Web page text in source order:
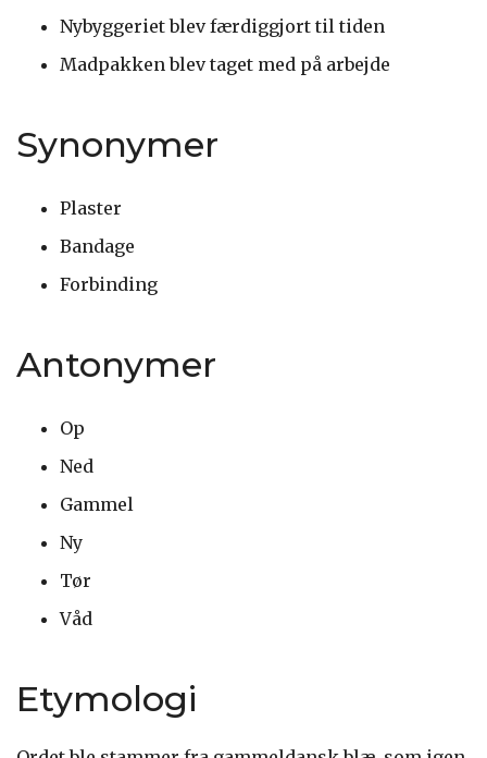
Nybyggeriet blev færdiggjort til tiden
Madpakken blev taget med på arbejde
Synonymer
Plaster
Bandage
Forbinding
Antonymer
Op
Ned
Gammel
Ny
Tør
Våd
Etymologi